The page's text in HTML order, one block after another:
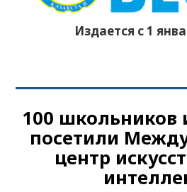
Издается с 1
100 школьников
посетили
центр